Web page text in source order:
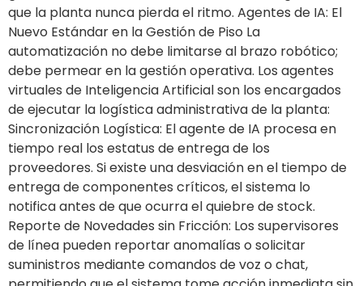
que la planta nunca pierda el ritmo. Agentes de IA: El
Nuevo Estándar en la Gestión de Piso La
automatización no debe limitarse al brazo robótico;
debe permear en la gestión operativa. Los agentes
virtuales de Inteligencia Artificial son los encargados
de ejecutar la logística administrativa de la planta:
Sincronización Logística: El agente de IA procesa en
tiempo real los estatus de entrega de los
proveedores. Si existe una desviación en el tiempo de
entrega de componentes críticos, el sistema lo
notifica antes de que ocurra el quiebre de stock.
Reporte de Novedades sin Fricción: Los supervisores
de línea pueden reportar anomalías o solicitar
suministros mediante comandos de voz o chat,